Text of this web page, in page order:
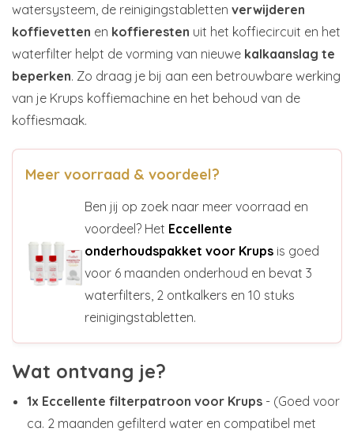
watersysteem, de reinigingstabletten verwijderen
koffievetten en koffieresten uit het koffiecircuit en het
waterfilter helpt de vorming van nieuwe kalkaanslag te
beperken. Zo draag je bij aan een betrouwbare werking
van je Krups koffiemachine en het behoud van de
koffiesmaak.
Meer voorraad & voordeel?
Ben jij op zoek naar meer voorraad en
voordeel? Het Eccellente
onderhoudspakket voor Krups is goed
voor 6 maanden onderhoud en bevat 3
waterfilters, 2 ontkalkers en 10 stuks
reinigingstabletten.
Wat ontvang je?
1x Eccellente filterpatroon voor Krups - (Goed voor
ca. 2 maanden gefilterd water en compatibel met